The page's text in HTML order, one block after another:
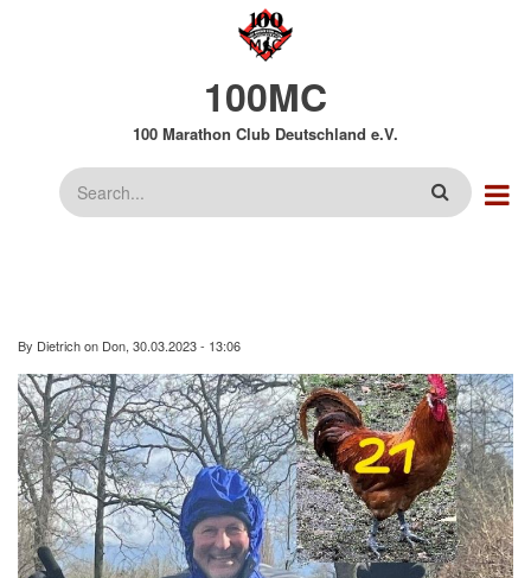
100MC
100 Marathon Club Deutschland e.V.
Suche
By Dietrichon Don, 30.03.2023 - 13:06